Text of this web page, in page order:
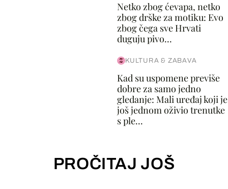
Netko zbog ćevapa, netko
zbog drške za motiku: Evo
zbog čega sve Hrvati
duguju pivo...
KULTURA & ZABAVA
Kad su uspomene previše
dobre za samo jedno
gledanje: Mali uređaj koji je
još jednom oživio trenutke
s ple...
PROČITAJ JOŠ